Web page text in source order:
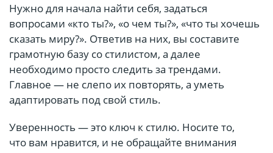
Нужно для начала найти себя, задаться
вопросами «кто ты?», «о чем ты?», «что ты хочешь
сказать миру?». Ответив на них, вы составите
грамотную базу со стилистом, а далее
необходимо просто следить за трендами.
Главное — не слепо их повторять, а уметь
адаптировать под свой стиль.
Уверенность — это ключ к стилю. Носите то,
что вам нравится, и не обращайте внимания